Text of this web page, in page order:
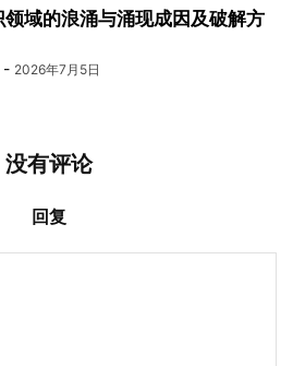
领域的浪涌与涌现成因及破解方
- 2026年7月5日
没有评论
回复